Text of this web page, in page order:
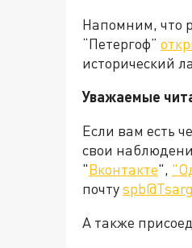
Напомним, что
“Петергоф”
исторический
Уважаемые
Если вам есть
свои
"Вконтакте",
почту
А также